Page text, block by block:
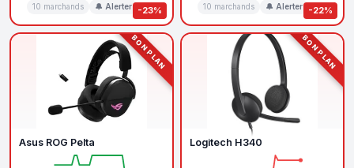
-23%
10 marchands 🔔 Alerter -22%
10 marchands 🔔 Alerter
BON PLAN
Asus ROG Pelta
BON PLAN
Logitech H340